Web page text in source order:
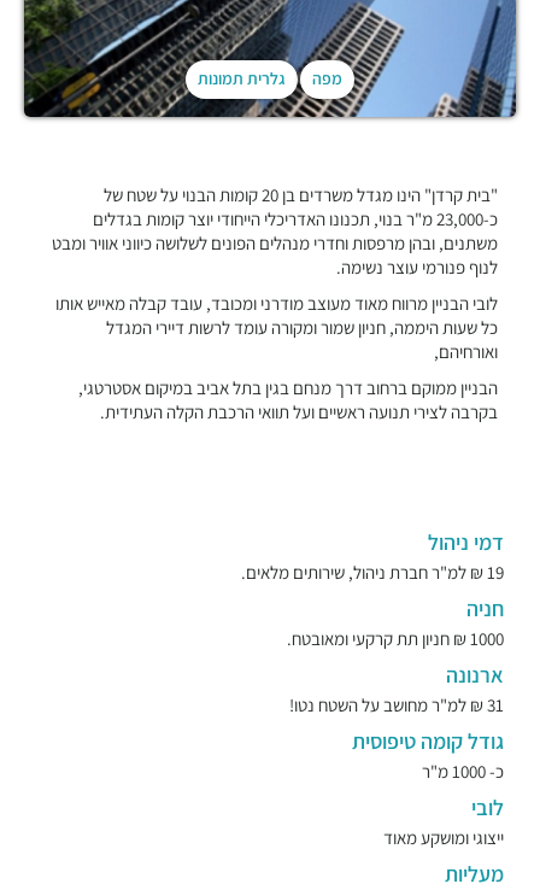
מפה גלרית תמונות
"בית קרדן" הינו מגדל משרדים בן 20 קומות הבנוי על שטח של
כ-23,000 מ"ר בנוי, תכנונו האדריכלי הייחודי יוצר קומות בגדלים
משתנים, ובהן מרפסות וחדרי מנהלים הפונים לשלושה כיווני אוויר ומבט
לנוף פנורמי עוצר נשימה.
לובי הבניין מרווח מאוד מעוצב מודרני ומכובד, עובד קבלה מאייש אותו
כל שעות היממה, חניון שמור ומקורה עומד לרשות דיירי המגדל
ואורחיהם,
הבניין ממוקם ברחוב דרך מנחם בגין בתל אביב במיקום אסטרטגי,
בקרבה לצירי תנועה ראשיים ועל תוואי הרכבת הקלה העתידית.
דמי ניהול
19 ₪ למ"ר חברת ניהול, שירותים מלאים.
חניה
1000 ₪ חניון תת קרקעי ומאובטח.
ארנונה
31 ₪ למ"ר מחושב על השטח נטו!
גודל קומה טיפוסית
כ- 1000 מ"ר
לובי
ייצוגי ומושקע מאוד
מעליות